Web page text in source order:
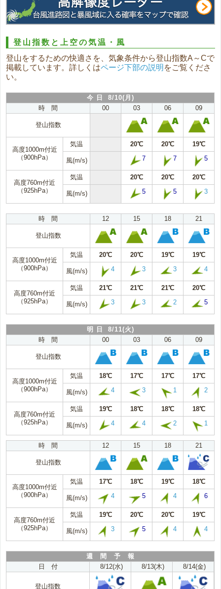
登山指数と上空の気温・風
登山をするための快適さを、気象条件から登山指数A～Cで
掲載しています。詳しくはページ下部の説明 をご覧くださ
い。
今 日 8/10(月)
時 間
00 03 06 09
登山指数
高度1000m付近
（900hPa）
気温 20℃ 20℃ 19℃
風(m/s) 7 7 5
高度760m付近
（925hPa）
気温 20℃ 20℃ 20℃
風(m/s) 5 5 3
時 間 12 15 18 21
登山指数
高度1000m付近
（900hPa）
気温 20℃ 20℃ 19℃ 19℃
風(m/s) 4 3 3 4
高度760m付近
（925hPa）
気温 21℃ 21℃ 21℃ 20℃
風(m/s) 3 3 2 5
明 日 8/11(火)
時 間
00 03 06 09
登山指数
高度1000m付近
（900hPa）
気温 18℃ 17℃ 17℃ 17℃
風(m/s) 4 3 1 2
高度760m付近
（925hPa）
気温 19℃ 18℃ 18℃ 18℃
風(m/s) 4 4 2 1
時 間 12 15 18 21
登山指数
高度1000m付近
（900hPa）
気温 17℃ 18℃ 19℃ 18℃
風(m/s) 4 5 4 6
高度760m付近
（925hPa）
気温 19℃ 20℃ 20℃ 19℃
風(m/s) 3 5 4 4
週 間 予 報
日 付
8/12(水) 8/13(木) 8/14(金)
登山指数